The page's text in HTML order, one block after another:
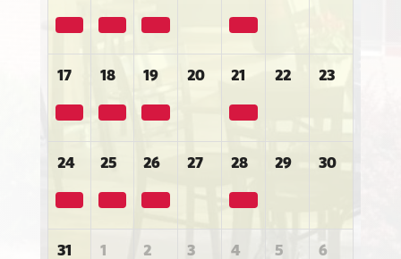
17 18 19 20 21 22 23
24 25 26 27 28 29 30
31 1 2 3 4 5 6